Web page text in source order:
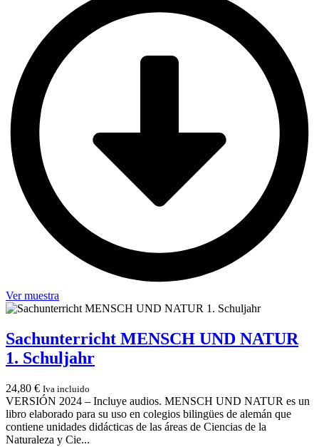
Ver muestra
Sachunterricht MENSCH UND NATUR
1. Schuljahr
24,80 € Iva incluido
VERSIÓN 2024 – Incluye audios. MENSCH UND NATUR es un
libro elaborado para su uso en colegios bilingües de alemán que
contiene unidades didácticas de las áreas de Ciencias de la
Naturaleza y Cie...